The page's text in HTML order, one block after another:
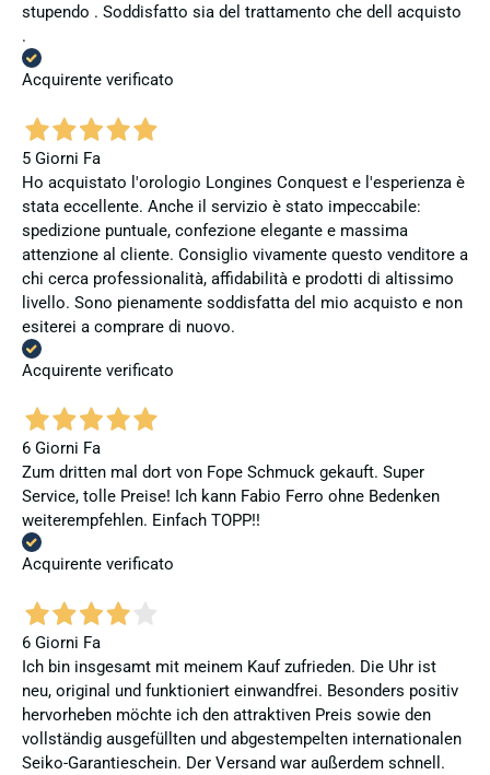
stupendo . Soddisfatto sia del trattamento che dell acquisto
.
Acquirente verificato
5 Giorni Fa
Ho acquistato l'orologio Longines Conquest e l'esperienza è
stata eccellente. Anche il servizio è stato impeccabile:
spedizione puntuale, confezione elegante e massima
attenzione al cliente. Consiglio vivamente questo venditore a
chi cerca professionalità, affidabilità e prodotti di altissimo
livello. Sono pienamente soddisfatta del mio acquisto e non
esiterei a comprare di nuovo.
Acquirente verificato
6 Giorni Fa
Zum dritten mal dort von Fope Schmuck gekauft. Super
Service, tolle Preise! Ich kann Fabio Ferro ohne Bedenken
weiterempfehlen. Einfach TOPP!!
Acquirente verificato
6 Giorni Fa
Ich bin insgesamt mit meinem Kauf zufrieden. Die Uhr ist
neu, original und funktioniert einwandfrei. Besonders positiv
hervorheben möchte ich den attraktiven Preis sowie den
vollständig ausgefüllten und abgestempelten internationalen
Seiko-Garantieschein. Der Versand war außerdem schnell.